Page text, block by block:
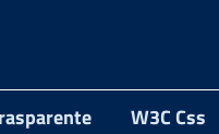
W3C Css